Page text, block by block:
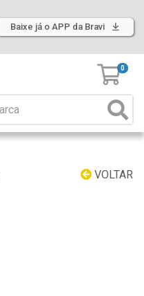
Baixe já o APP da Bravi
0
VOLTAR